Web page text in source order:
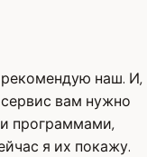
рекомендую наш. И,
вам нужно
программами,
я их покажу.